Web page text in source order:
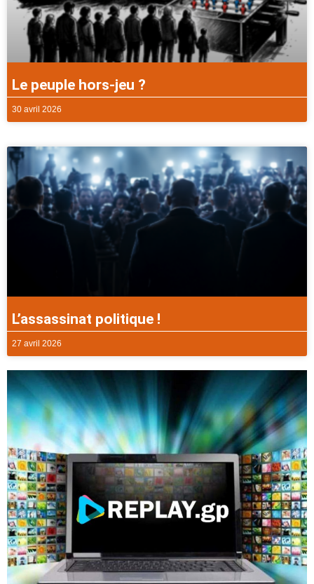
Le peuple hors-jeu ?
30 avril 2026
L’assassinat politique !
27 avril 2026